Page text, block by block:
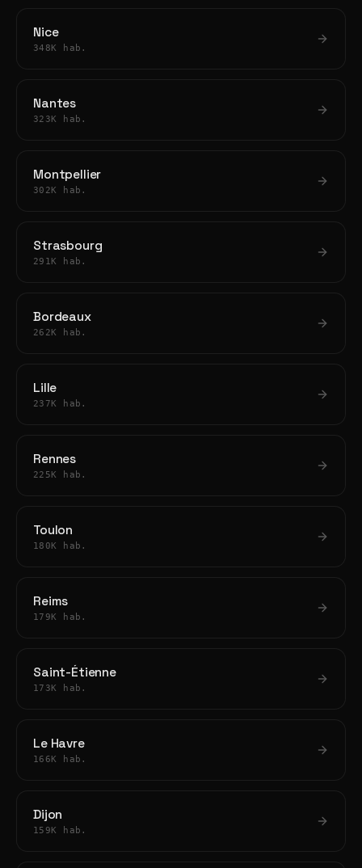
Nice
348K hab.
Nantes
323K hab.
Montpellier
302K hab.
Strasbourg
291K hab.
Bordeaux
262K hab.
Lille
237K hab.
Rennes
225K hab.
Toulon
180K hab.
Reims
179K hab.
Saint-Étienne
173K hab.
Le Havre
166K hab.
Dijon
159K hab.